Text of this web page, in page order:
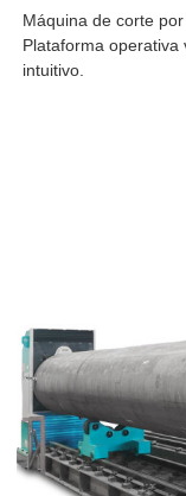
Máquina de corte
Plataforma operativa
intuitivo.